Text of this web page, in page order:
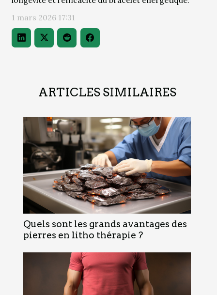
1 mars 2026 17:31
ARTICLES SIMILAIRES
Quels sont les grands avantages des
pierres en litho thérapie ?